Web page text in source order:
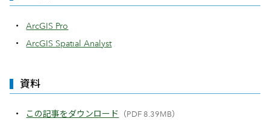
ArcGIS Pro
ArcGIS Spatial Analyst
資料
この記事をダウンロード （PDF 8.39MB）